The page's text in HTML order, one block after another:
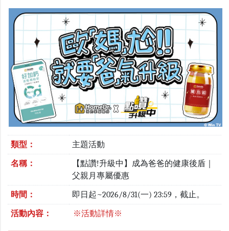
類型： 主題活動
名稱：
【點讚!升級中】成為爸爸的健康後盾｜
父親月專屬優惠
時間： 即日起~2026/8/31(一) 23:59，截止。
活動內容： ※活動詳情※